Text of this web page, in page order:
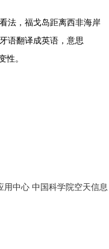
法，福戈岛距离西非海岸
语翻译成英语，意思
性。
用中心 中国科学院空天信息